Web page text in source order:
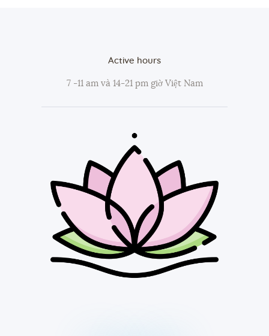
Active hours
7 -11 am và 14-21 pm giờ Việt Nam